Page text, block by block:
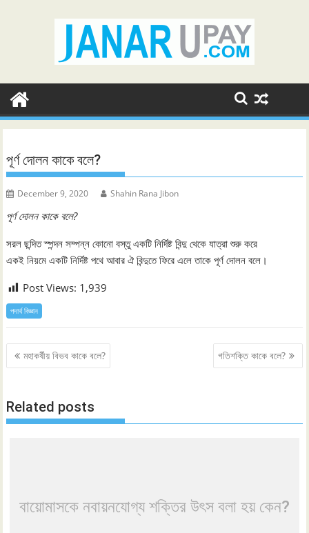
পূর্ণ দোলন কাকে বলে?
December 9, 2020 Shahin Rana Jibon
পূর্ণ দোলন কাকে বলে?
সরল ছন্দিত স্পন্দন সম্পন্ন কোনো বস্তু একটি নির্দিষ্ট বিন্দু থেকে যাত্রা শুরু করে
একই নিয়মে একটি নির্দিষ্ট পথে আবার ঐ বিন্দুতে ফিরে এলে তাকে পূর্ণ দোলন বলে।
Post Views: 1,939
পদার্থ বিজ্ঞান
Post
navigation
মহাকর্ষীয় বিভব কাকে বলে? গতিশক্তি কাকে বলে?
Related posts
বায়োমাসকে নবায়নযোগ্য শক্তির উৎস বলা হয় কেন?